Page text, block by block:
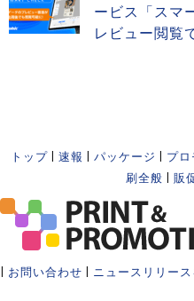
ービス「スマ
レビュー閲覧
トップ 速報 パッケージ プロ
刷全般
販
お問い合わせ ニュースリリー